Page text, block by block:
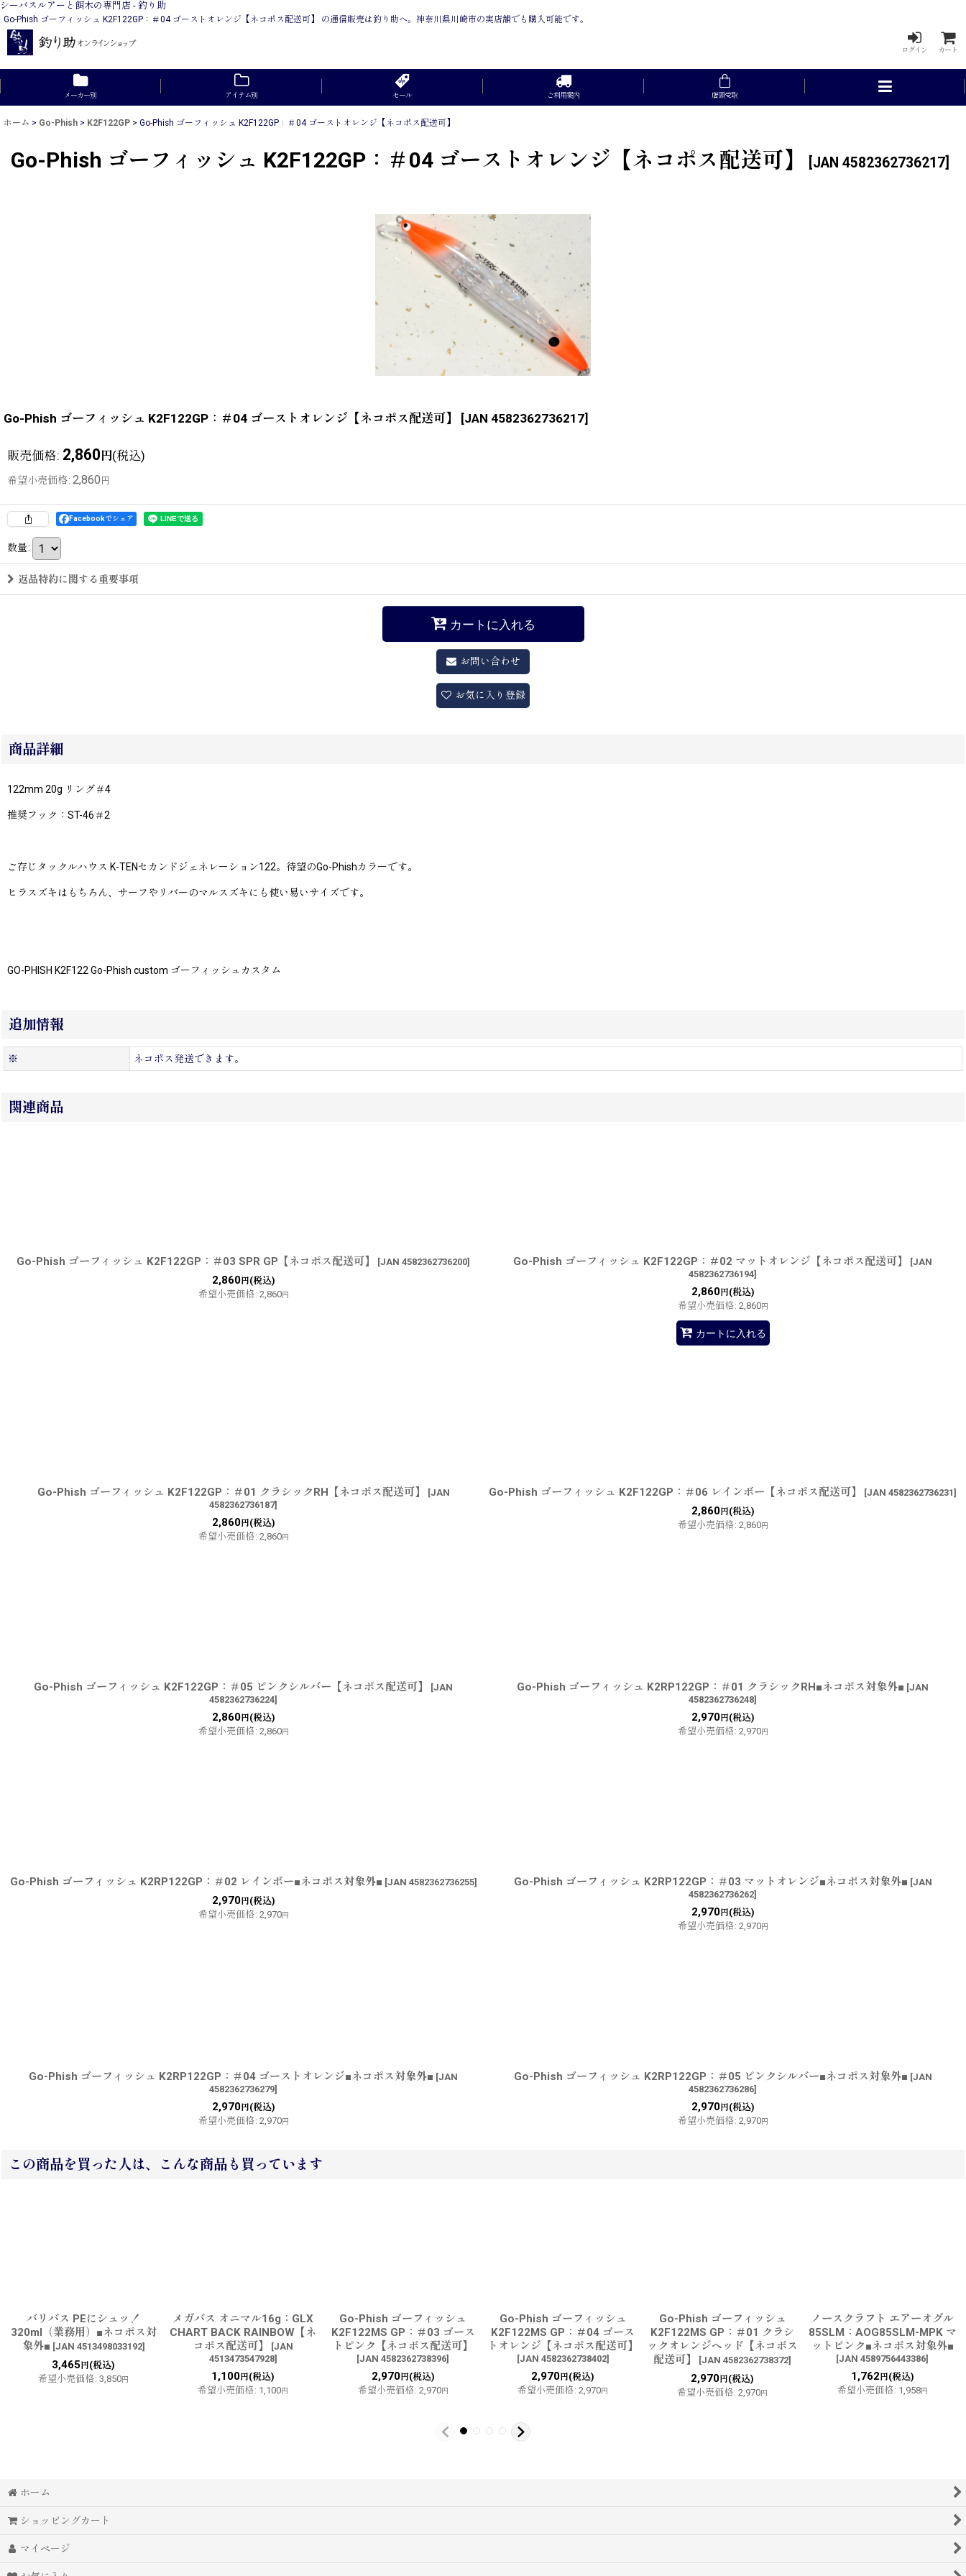
シーバスルアーと餌木の専門店 - 釣り助
Go-Phish ゴーフィッシュ K2F122GP：＃04 ゴーストオレンジ【ネコポス配送可】 の通信販売は釣り助へ。神奈川県川崎市の実店舗でも購入可能です。
ログイン カート
メーカー別 アイテム別 セール ご利用案内 店頭受取
ホーム > Go-Phish > K2F122GP > Go-Phish ゴーフィッシュ K2F122GP：＃04 ゴーストオレンジ【ネコポス配送可】
Go-Phish ゴーフィッシュ K2F122GP：＃04 ゴーストオレンジ【ネコポス配送可】 JAN 4582362736217
Go-Phish ゴーフィッシュ K2F122GP：＃04 ゴーストオレンジ【ネコポス配送可】 [JAN 4582362736217]
販売価格: 2,860円(税込)
希望小売価格: 2,860 円
Facebookでシェア
数量:
返品特約に関する重要事項
カートに入れる
お問い合わせ
お気に入り登録
商品詳細
122mm 20g リング＃4
推奨フック：ST-46＃2
ご存じタックルハウス K-TENセカンドジェネレーション122。待望のGo-Phishカラーです。
ヒラスズキはもちろん、サーフやリバーのマルスズキにも使い易いサイズです。
GO-PHISH K2F122 Go-Phish custom ゴーフィッシュカスタム
追加情報
※ ネコポス発送できます。
関連商品
Go-Phish ゴーフィッシュ K2F122GP：＃03 SPR GP【ネコポス配送可】 [JAN 4582362736200]
2,860円(税込)
希望小売価格: 2,860円
Go-Phish ゴーフィッシュ K2F122GP：＃02 マットオレンジ【ネコポス配送可】 [JAN
4582362736194]
2,860円(税込)
希望小売価格: 2,860円
カートに入れる
Go-Phish ゴーフィッシュ K2F122GP：＃01 クラシックRH【ネコポス配送可】 [JAN
4582362736187]
2,860円(税込)
希望小売価格: 2,860円
Go-Phish ゴーフィッシュ K2F122GP：＃06 レインボー【ネコポス配送可】 [JAN 4582362736231]
2,860円(税込)
希望小売価格: 2,860円
Go-Phish ゴーフィッシュ K2F122GP：＃05 ピンクシルバー【ネコポス配送可】 [JAN
4582362736224]
2,860円(税込)
希望小売価格: 2,860円
Go-Phish ゴーフィッシュ K2RP122GP：＃01 クラシックRH■ネコポス対象外■ [JAN
4582362736248]
2,970円(税込)
希望小売価格: 2,970円
Go-Phish ゴーフィッシュ K2RP122GP：＃02 レインボー■ネコポス対象外■ [JAN 4582362736255]
2,970円(税込)
希望小売価格: 2,970円
Go-Phish ゴーフィッシュ K2RP122GP：＃03 マットオレンジ■ネコポス対象外■ [JAN
4582362736262]
2,970円(税込)
希望小売価格: 2,970円
Go-Phish ゴーフィッシュ K2RP122GP：＃04 ゴーストオレンジ■ネコポス対象外■ [JAN
4582362736279]
2,970円(税込)
希望小売価格: 2,970円
Go-Phish ゴーフィッシュ K2RP122GP：＃05 ピンクシルバー■ネコポス対象外■ [JAN
4582362736286]
2,970円(税込)
希望小売価格: 2,970円
この商品を買った人は、こんな商品も買っています
バリバス PEにシュッ！
320ml（業務用）■ネコポス対
象外■ [JAN 4513498033192]
3,465 円(税込)
希望小売価格: 3,850円
メガバス オニマル16g：GLX
CHART BACK RAINBOW【ネ
コポス配送可】
[JAN
4513473547928]
1,100 円(税込)
希望小売価格: 1,100円
Go-Phish ゴーフィッシュ
K2F122MS GP：＃03 ゴース
トピンク【ネコポス配送可】
[JAN 4582362738396]
2,970円(税込)
希望小売価格: 2,970円
Go-Phish ゴーフィッシュ
K2F122MS GP：＃04 ゴース
トオレンジ【ネコポス配送可】
[JAN 4582362738402]
2,970 円(税込)
希望小売価格: 2,970円
Go-Phish ゴーフィッシュ
K2F122MS GP：＃01 クラシ
ックオレンジヘッド【ネコポス
配送可】
[JAN 4582362738372]
2,970 円(税込)
希望小売価格: 2,970円
ノースクラフト エアーオグル
85SLM：AOG85SLM-MPK マ
ットピンク■ネコポス対象外■
[JAN 4589756443386]
1,762 円(税込)
希望小売価格: 1,958円
ホーム
ショッピングカート
マイページ